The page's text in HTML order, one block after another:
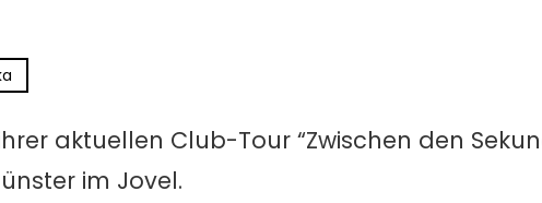
aktuellen Club-Tour “Zwischen den
im Jovel.